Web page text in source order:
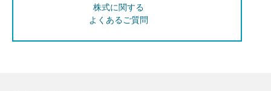
株式に関する
よくあるご質問